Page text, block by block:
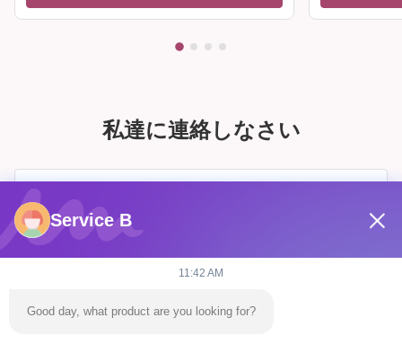
私達に連絡しなさい
Service B
11:42 AM
Good day, what product are you looking for?